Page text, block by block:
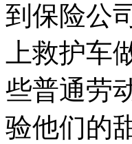
到保险公
上救护
些普通劳
验他们的